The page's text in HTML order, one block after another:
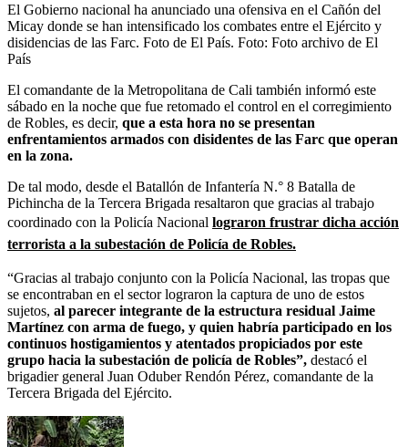
El Gobierno nacional ha anunciado una ofensiva en el Cañón del
Micay donde se han intensificado los combates entre el Ejército y
disidencias de las Farc. Foto de El País. Foto: Foto archivo de El
País
El comandante de la Metropolitana de Cali también informó este
sábado en la noche que fue retomado el control en el corregimiento
de Robles, es decir, que a esta hora no se presentan
enfrentamientos armados con disidentes de las Farc que operan
en la zona.
De tal modo, desde el Batallón de Infantería N.° 8 Batalla de
Pichincha de la Tercera Brigada resaltaron que gracias al trabajo
coordinado con la Policía Nacional lograron frustrar dicha acción
terrorista a la subestación de Policía de Robles.
“Gracias al trabajo conjunto con la Policía Nacional, las tropas que
se encontraban en el sector lograron la captura de uno de estos
sujetos, al parecer integrante de la estructura residual Jaime
Martínez con arma de fuego, y quien habría participado en los
continuos hostigamientos y atentados propiciados por este
grupo hacia la subestación de policía de Robles”, destacó el
brigadier general Juan Oduber Rendón Pérez, comandante de la
Tercera Brigada del Ejército.